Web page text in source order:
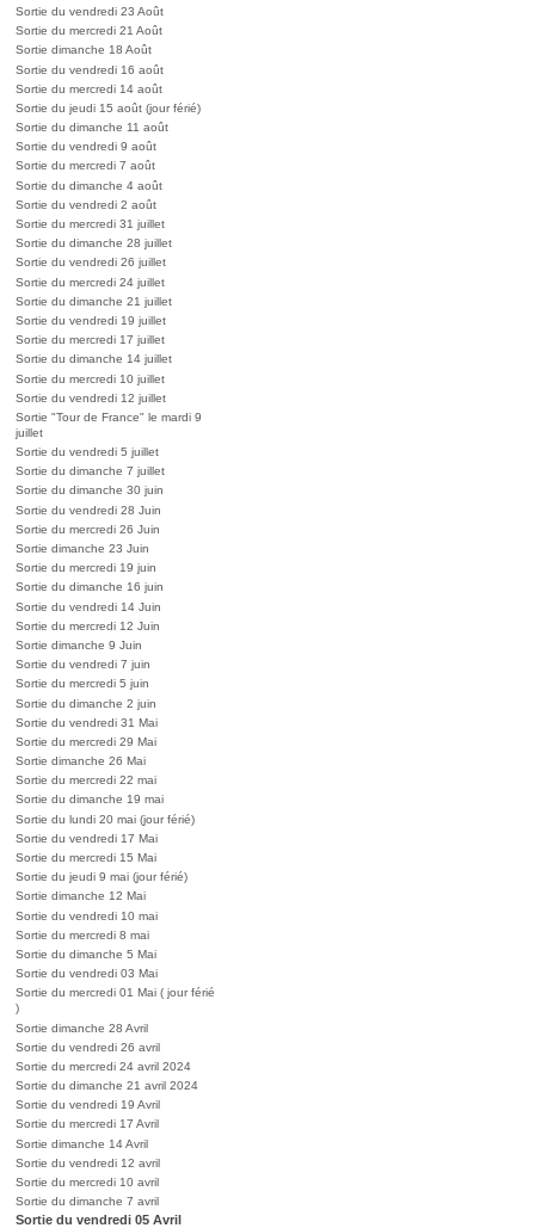
Sortie du vendredi 23 Août
Sortie du mercredi 21 Août
Sortie dimanche 18 Août
Sortie du vendredi 16 août
Sortie du mercredi 14 août
Sortie du jeudi 15 août (jour férié)
Sortie du dimanche 11 août
Sortie du vendredi 9 août
Sortie du mercredi 7 août
Sortie du dimanche 4 août
Sortie du vendredi 2 août
Sortie du mercredi 31 juillet
Sortie du dimanche 28 juillet
Sortie du vendredi 26 juillet
Sortie du mercredi 24 juillet
Sortie du dimanche 21 juillet
Sortie du vendredi 19 juillet
Sortie du mercredi 17 juillet
Sortie du dimanche 14 juillet
Sortie du mercredi 10 juillet
Sortie du vendredi 12 juillet
Sortie "Tour de France" le mardi 9
juillet
Sortie du vendredi 5 juillet
Sortie du dimanche 7 juillet
Sortie du dimanche 30 juin
Sortie du vendredi 28 Juin
Sortie du mercredi 26 Juin
Sortie dimanche 23 Juin
Sortie du mercredi 19 juin
Sortie du dimanche 16 juin
Sortie du vendredi 14 Juin
Sortie du mercredi 12 Juin
Sortie dimanche 9 Juin
Sortie du vendredi 7 juin
Sortie du mercredi 5 juin
Sortie du dimanche 2 juin
Sortie du vendredi 31 Mai
Sortie du mercredi 29 Mai
Sortie dimanche 26 Mai
Sortie du mercredi 22 mai
Sortie du dimanche 19 mai
Sortie du lundi 20 mai (jour férié)
Sortie du vendredi 17 Mai
Sortie du mercredi 15 Mai
Sortie du jeudi 9 mai (jour férié)
Sortie dimanche 12 Mai
Sortie du vendredi 10 mai
Sortie du mercredi 8 mai
Sortie du dimanche 5 Mai
Sortie du vendredi 03 Mai
Sortie du mercredi 01 Mai ( jour férié
)
Sortie dimanche 28 Avril
Sortie du vendredi 26 avril
Sortie du mercredi 24 avril 2024
Sortie du dimanche 21 avril 2024
Sortie du vendredi 19 Avril
Sortie du mercredi 17 Avril
Sortie dimanche 14 Avril
Sortie du vendredi 12 avril
Sortie du mercredi 10 avril
Sortie du dimanche 7 avril
Sortie du vendredi 05 Avril